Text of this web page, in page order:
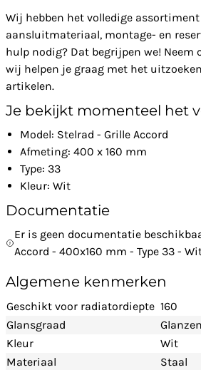
Wij hebben het volledige
aansluitmateriaal, montage- en
hulp nodig? Dat begrijpen we! Neem
wij helpen je graag met het
artikelen.
Je bekijkt momenteel het
Model: Stelrad - Grille Accord
Afmeting: 400 x 160 mm
Type: 33
Kleur: Wit
Documentatie
Er is geen documentatie
Accord - 400x160 mm - Type 33 -
Algemene kenmerken
Geschikt voor radiatordiepte 160
Glansgraad
Kleur
Wit
Materiaal
Staal